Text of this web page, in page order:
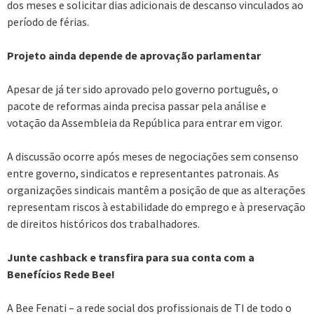
dos meses e solicitar dias adicionais de descanso vinculados ao
período de férias.
Projeto ainda depende de aprovação parlamentar
Apesar de já ter sido aprovado pelo governo português, o
pacote de reformas ainda precisa passar pela análise e
votação da Assembleia da República para entrar em vigor.
A discussão ocorre após meses de negociações sem consenso
entre governo, sindicatos e representantes patronais. As
organizações sindicais mantêm a posição de que as alterações
representam riscos à estabilidade do emprego e à preservação
de direitos históricos dos trabalhadores.
Junte cashback e transfira para sua conta com a
Benefícios Rede Bee!
A Bee Fenati – a rede social dos profissionais de TI de todo o